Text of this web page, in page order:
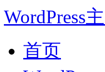
WordPress
首页